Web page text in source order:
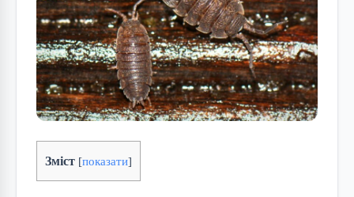
Зміст [показати]